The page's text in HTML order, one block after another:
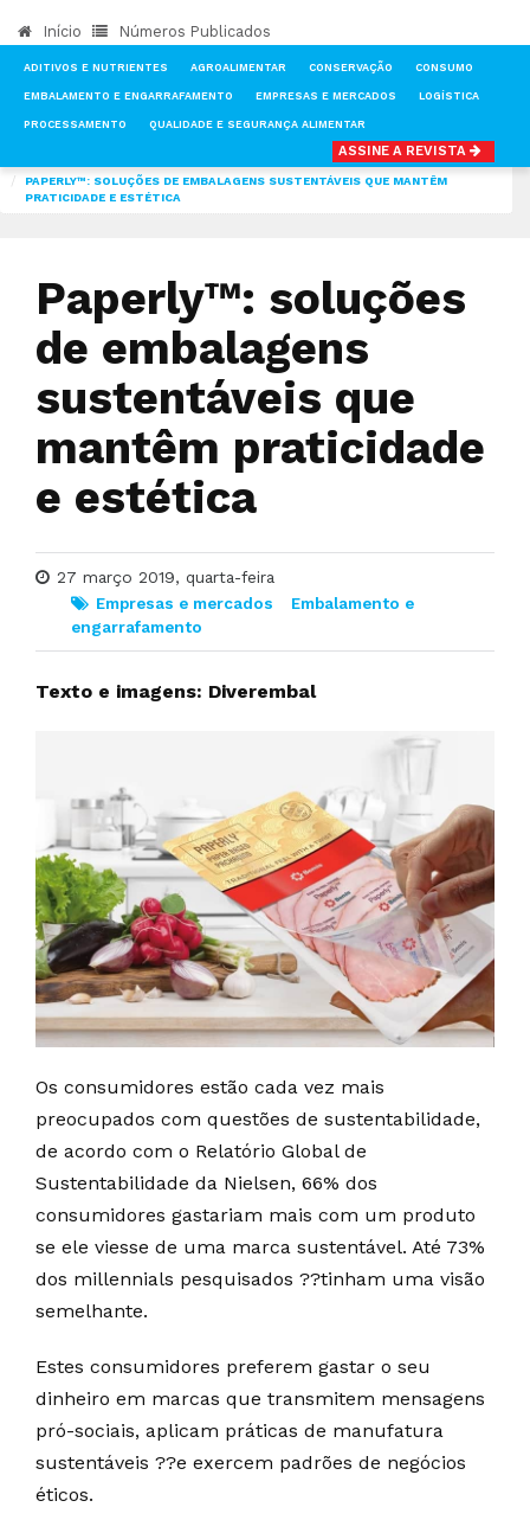
Início Números Publicados
ADITIVOS E NUTRIENTES AGROALIMENTAR CONSERVAÇÃO CONSUMO
EMBALAMENTO E ENGARRAFAMENTO EMPRESAS E MERCADOS LOGÍSTICA
PROCESSAMENTO QUALIDADE E SEGURANÇA ALIMENTAR
ASSINE A REVISTA
PAPERLY™: SOLUÇÕES DE EMBALAGENS SUSTENTÁVEIS QUE MANTÊM
PRATICIDADE E ESTÉTICA
Paperly™: soluções
de embalagens
sustentáveis que
mantêm praticidade
e estética
27 março 2019, quarta-feira
Empresas e mercados
Embalamento e
engarrafamento
Texto e imagens: Diverembal
Os consumidores estão cada vez mais
preocupados com questões de sustentabilidade,
de acordo com o Relatório Global de
Sustentabilidade da Nielsen, 66% dos
consumidores gastariam mais com um produto
se ele viesse de uma marca sustentável. Até 73%
dos millennials pesquisados ??tinham uma visão
semelhante.
Estes consumidores preferem gastar o seu
dinheiro em marcas que transmitem mensagens
pró-sociais, aplicam práticas de manufatura
sustentáveis ??e exercem padrões de negócios
éticos.